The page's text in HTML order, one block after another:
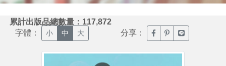
累計出版品總數量：117,872
字體： 小 中 大 分享： 臉書分享(另開新視窗)
噗浪分享(另開新
Line分享(另